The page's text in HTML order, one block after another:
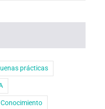
prácticas
Conocimiento